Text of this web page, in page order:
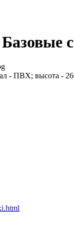
- ПВХ; высота -